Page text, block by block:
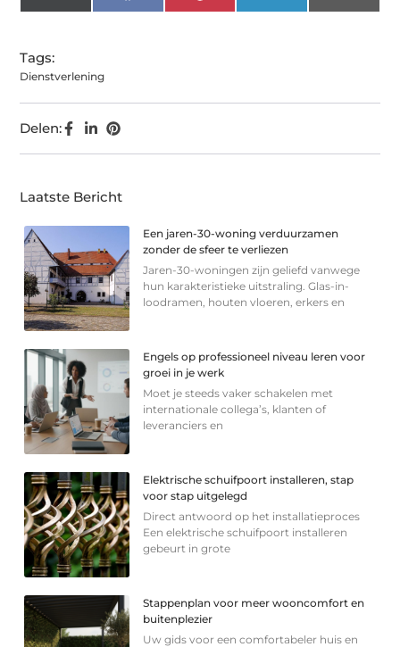
(Twitter)
Tags:
Dienstverlening
Delen:
Laatste Bericht
Een jaren-30-woning verduurzamen
zonder de sfeer te verliezen
Jaren-30-woningen zijn geliefd vanwege
hun karakteristieke uitstraling. Glas-in-
loodramen, houten vloeren, erkers en
Engels op professioneel niveau leren voor
groei in je werk
Moet je steeds vaker schakelen met
internationale collega’s, klanten of
leveranciers en
Elektrische schuifpoort installeren, stap
voor stap uitgelegd
Direct antwoord op het installatieproces
Een elektrische schuifpoort installeren
gebeurt in grote
Stappenplan voor meer wooncomfort en
buitenplezier
Uw gids voor een comfortabeler huis en